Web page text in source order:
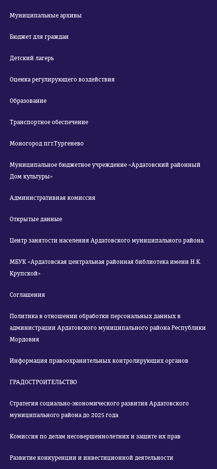
Муниципальные архивы
Бюджет для граждан
Детский лагерь
Оценка регулирующего воздействия
Образование
Транспортное обеспечение
Моногород пгт.Тургенево
Муниципальное бюджетное учреждение «Ардатовский районный
Дом культуры»
Административная комиссия
Открытые данные
Центр занятости населения Ардатовского муниципального района.
МБУК «Ардатовская центральная районная библиотека имени Н.К.
Крупской»
Соглашения
Политика в отношении обработки персональных данных в
администрации Ардатовского муниципального района Республики
Мордовия
Информация правоохранительных контролирующих органов
ГРАДОСТРОИТЕЛЬСТВО
Стратегия социально-экономического развития Ардатовского
муниципального района до 2025 года
Комиссия по делам несовершеннолетних и защите их прав
Развитие конкуренции и инвестиционной деятельности